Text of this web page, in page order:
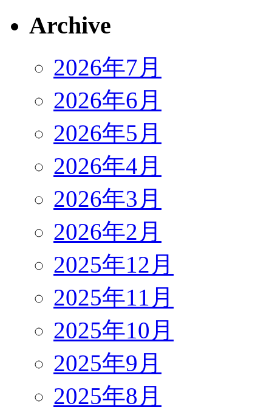
Archive
2026年7月
2026年6月
2026年5月
2026年4月
2026年3月
2026年2月
2025年12月
2025年11月
2025年10月
2025年9月
2025年8月